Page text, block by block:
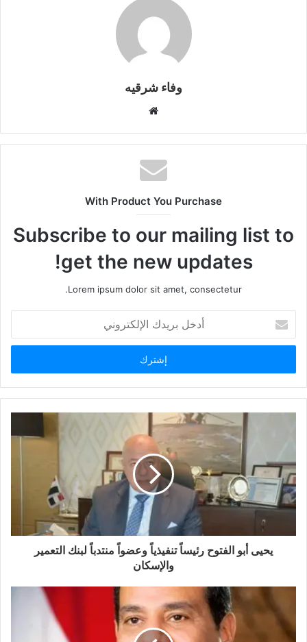
وفاء شرقيه
With Product You Purchase
Subscribe to our mailing list to
get the new updates!
Lorem ipsum dolor sit amet, consectetur.
بريدك
الإلكتروني
يحيى أبو الفتوح رئيساً تنفيذياً وعضواً منتدباً لبنك التعمير
والإسكان